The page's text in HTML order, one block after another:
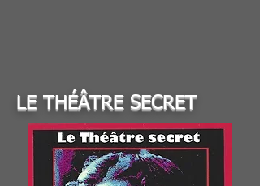
LE THÉÂTRE SECRET